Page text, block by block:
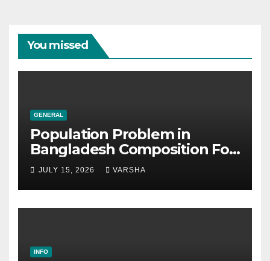
You missed
GENERAL
Population Problem in
Bangladesh Composition For
SSC & HSC
JULY 15, 2026 VARSHA
INFO